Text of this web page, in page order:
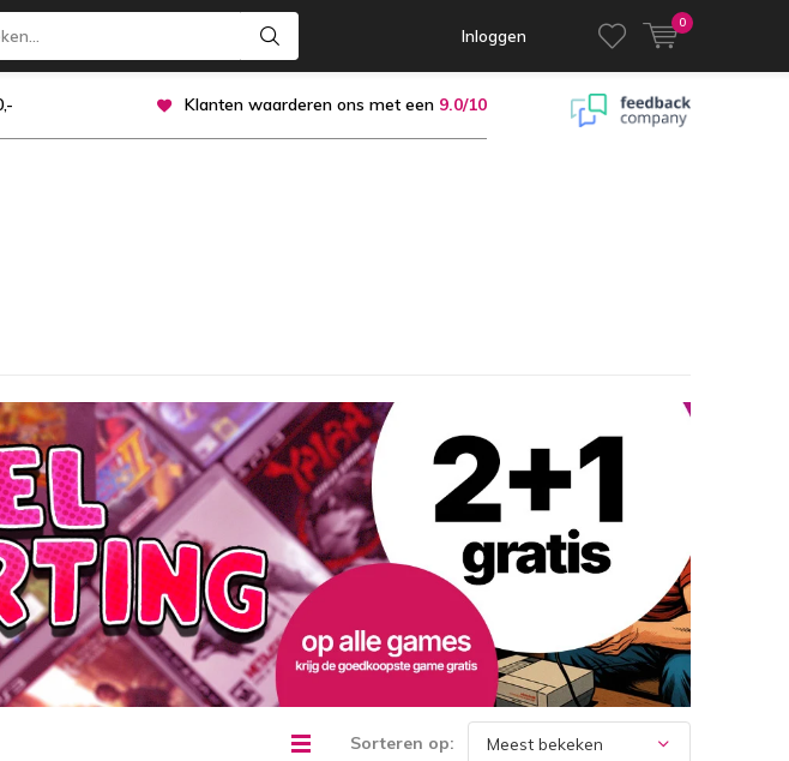
Inloggen
0
Klanten waarderen ons met een 9.0/10
Sorteren op: